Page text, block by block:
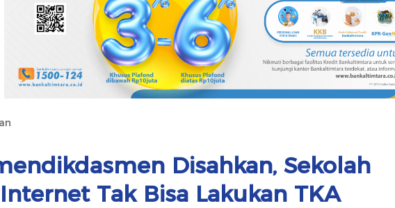
Disahkan, Sekolah
Tak Bisa Lakukan TKA